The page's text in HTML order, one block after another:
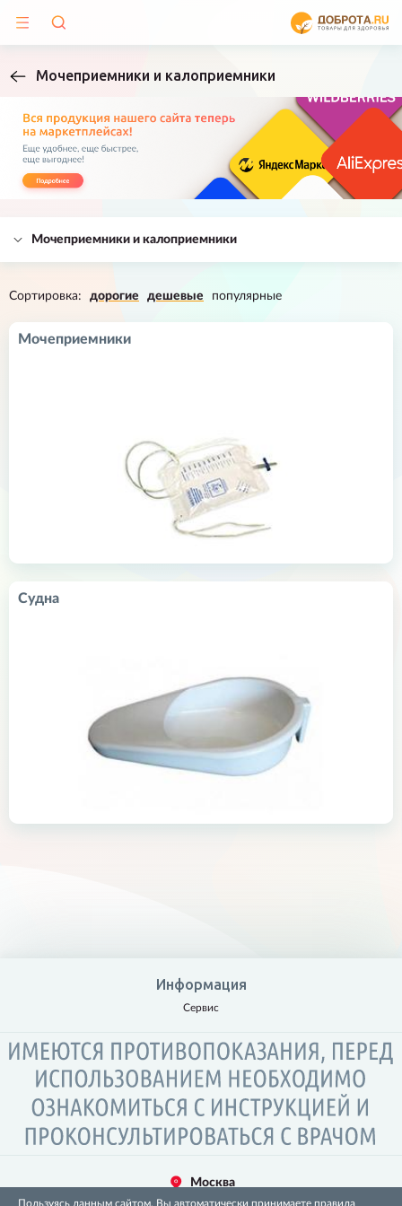
Мочеприемники и калоприемники
Мочеприемники и калоприемники
Сортировка: дорогие дешевые популярные
Мочеприемники
Судна
Информация
Сервис
Москва
Пользуясь данным сайтом, Вы автоматически принимаете правила